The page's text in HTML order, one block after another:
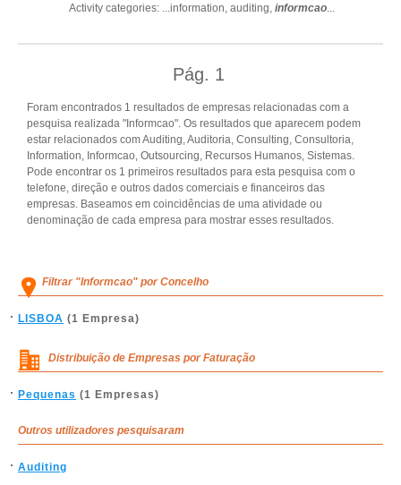
Activity categories: ...information, auditing, informcao...
Pág. 1
Foram encontrados 1 resultados de empresas relacionadas com a
pesquisa realizada "Informcao". Os resultados que aparecem podem
estar relacionados com Auditing, Auditoria, Consulting, Consultoria,
Information, Informcao, Outsourcing, Recursos Humanos, Sistemas.
Pode encontrar os 1 primeiros resultados para esta pesquisa com o
telefone, direção e outros dados comerciais e financeiros das
empresas. Baseamos em coincidências de uma atividade ou
denominação de cada empresa para mostrar esses resultados.
Filtrar "Informcao" por Concelho
LISBOA (1 Empresa)
Distribuição de Empresas por Faturação
Pequenas (1 Empresas)
Outros utilizadores pesquisaram
Auditing